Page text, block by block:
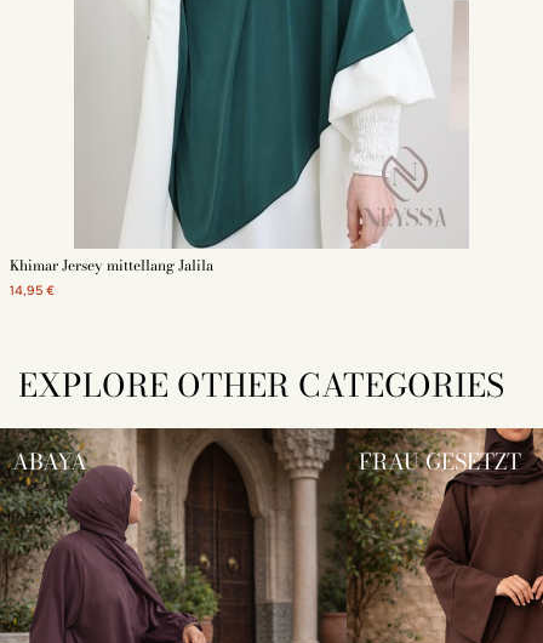
Khimar Jersey mittellang Jalila
14,95 €
EXPLORE OTHER CATEGORIES
ABAYA FRAU GESETZT